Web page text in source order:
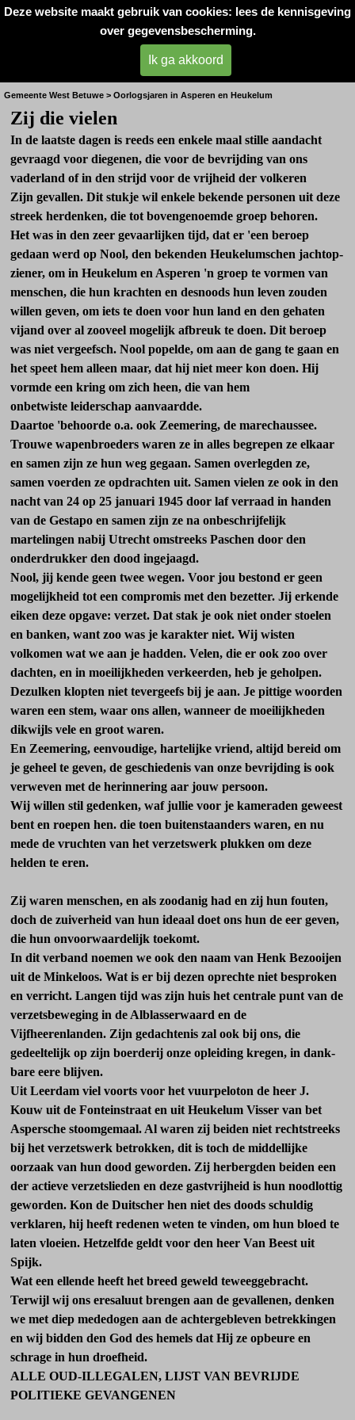
Deze website maakt gebruik van cookies: lees de kennisgeving
over gegevensbescherming.
Ik ga akkoord
Oorlogsslachtoffers
West- Betuwe
Gemeente West Betuwe > Oorlogsjaren in Asperen en Heukelum
Zij die vielen
In de laatste dagen is reeds een enkele maal stille aandacht
gevraagd voor diegenen, die voor de bevrijding van ons
vaderland of in den strijd voor de vrijheid der volkeren
Zijn gevallen. Dit stukje wil enkele bekende personen uit deze
streek herdenken, die tot bovengenoemde groep behoren.
Het was in den zeer gevaar­lijken tijd, dat er 'een beroep
gedaan werd op Nool, den be­kenden Heukelumschen jachtop­
ziener, om in Heukelum en Aspe­ren 'n groep te vormen van
menschen, die hun krachten en des­noods hun leven zouden
willen geven, om iets te doen voor hun land en den gehaten
vijand over al zooveel mogelijk afbreuk te doen. Dit beroep
was niet ver­geefsch. Nool popelde, om aan de gang te gaan en
het speet hem alleen maar, dat hij niet meer kon doen. Hij
vormde een kring om zich heen, die van hem
onbetwiste leiderschap aanvaardde.
Daartoe 'behoorde o.a. ook Zeemering, de marechaussee.
Trouwe wapenbroeders waren ze in alles begrepen ze elkaar
en samen zijn ze hun weg gegaan. Samen overlegden ze,
samen voer­den ze opdrachten uit. Samen vielen ze ook in den
nacht van 24 op 25 januari 1945 door laf verraad in handen
van de Ge­stapo en samen zijn ze na onbe­schrijfelijk
martelingen nabij Utrecht omstreeks Paschen door den
onderdrukker den dood in­gejaagd.
Nool, jij kende geen twee we­gen. Voor jou bestond er geen
mogelijkheid tot een compromis met den bezetter. Jij erkende
ei­ken deze opgave: verzet. Dat stak je ook niet onder stoelen
en banken, want zoo was je karakter niet. Wij wisten
volkomen wat we aan je hadden. Velen, die er ook zoo over
dachten, en in moeilijkheden verkeerden, heb je geholpen.
Dezulken klopten niet tevergeefs bij je aan. Je pit­tige woorden
waren een stem, waar ons allen, wanneer de moeilijkheden
dikwijls vele en groot waren.
En Zeemering, eenvoudige, hartelijke vriend, altijd bereid om
je geheel te geven, de geschiedenis van onze bevrijding is ook
ver­weven met de herinnering aar jouw persoon.
Wij willen stil gedenken, waf jullie voor je kameraden geweest
bent en roepen hen. die toen buitenstaanders waren, en nu
mede de vruchten van het verzetswerk plukken om deze
helden te eren.
Zij waren menschen, en als zoodanig had en zij hun fouten,
doch de zuiver­heid van hun ideaal doet ons hun de eer geven,
die hun on­voorwaardelijk toekomt.
In dit verband noemen we ook den naam van Henk Bezooijen
uit de Minkeloos. Wat is er bij dezen oprechte niet besproken
en verricht. Langen tijd was zijn huis het centrale punt van de
verzetsbeweging in de Alblas­serwaard en de
Vijfheerenlanden. Zijn gedachtenis zal ook bij ons, die
gedeeltelijk op zijn boerderij onze opleiding kregen, in dank­
bare eere blijven.
Uit Leerdam viel voorts voor het vuurpeloton de heer J.
Kouw uit de Fonteinstraat en uit Heukelum Visser van bet
Aspersche stoomgemaal. Al waren zij bei­den niet rechtstreeks
bij het verzetswerk betrokken, dit is toch de middellijke
oorzaak van hun dood geworden. Zij herbergden beiden een
der actieve verzets­lieden en deze gastvrijheid is hun noodlottig
geworden. Kon de Duitscher hen niet des doods schuldig
verklaren, hij heeft re­denen weten te vinden, om hun bloed te
laten vloeien. Hetzelfde geldt voor den heer Van Beest uit
Spijk.
Wat een ellende heeft het breed geweld teweeggebracht.
Terwijl wij ons eresaluut brengen aan de gevallenen, denken
we met diep mededogen aan de achtergebleven betrekkingen
en wij bidden den God des hemels dat Hij ze opbeu­re en
schrage in hun droefheid.
ALLE OUD-ILLEGALEN, LIJST VAN BEVRIJDE
POLITIEKE GEVANGENEN